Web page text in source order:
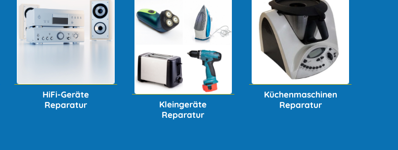
HiFi-Geräte
Reparatur
Kleingeräte
Reparatur
Küchenmaschinen
Reparatur